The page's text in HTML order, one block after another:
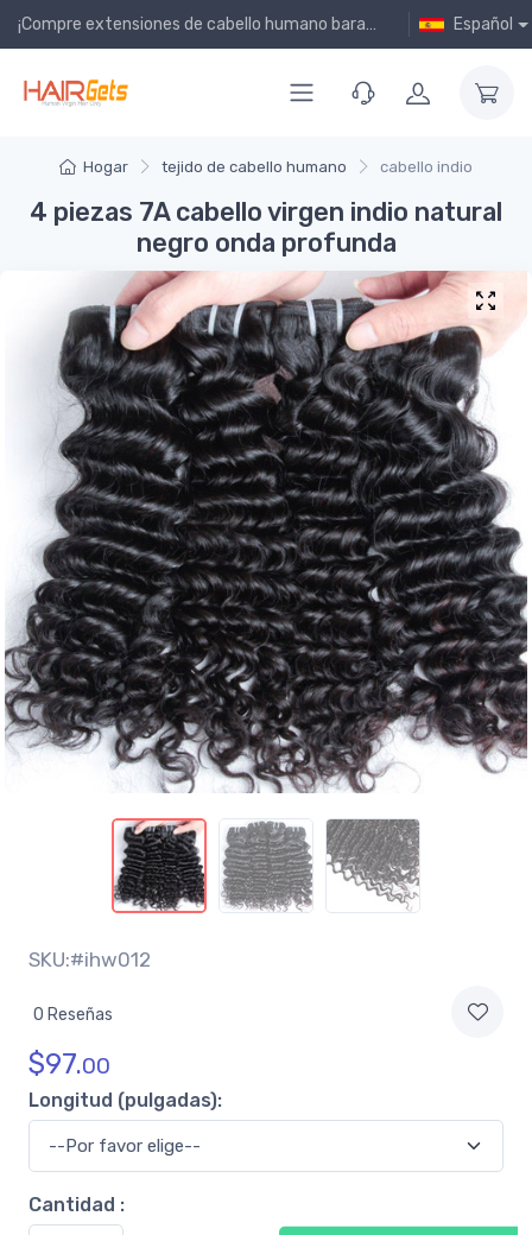
¡Compre extensiones de cabello humano baratas en línea! Español
Hogar tejido de cabello humano cabello indio
4 piezas 7A cabello virgen indio natural
negro onda profunda
SKU:#ihw012
0 Reseñas
$97.00
Longitud (pulgadas):
Cantidad :